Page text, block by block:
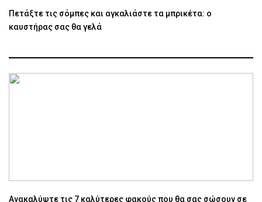
Πετάξτε τις σόμπες και αγκαλιάστε τα μπρικέτα: ο
καυστήρας σας θα γελά
Ανακαλύψτε τις 7 καλύτερες φακούς που θα σας σώσουν σε